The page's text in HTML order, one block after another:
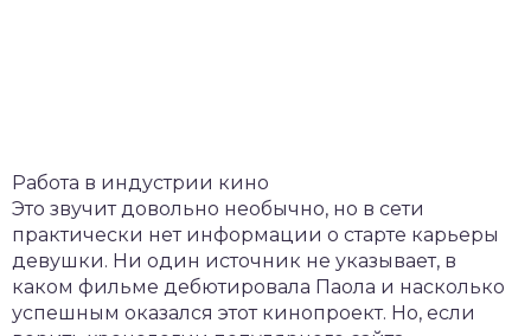
Работа в индустрии кино
Это звучит довольно необычно, но в сети
практически нет информации о старте карьеры
девушки. Ни один источник не указывает, в
каком фильме дебютировала Паола и насколько
успешным оказался этот кинопроект. Но, если